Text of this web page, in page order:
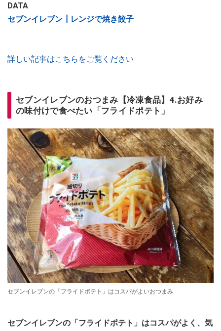
DATA
セブンイレブン┃レンジで焼き餃子
詳しい記事はこちらをご覧ください
セブンイレブンのおつまみ【冷凍食品】4.お好み
の味付けで食べたい「フライドポテト」
セブンイレブンの「フライドポテト」はコスパがよいおつまみ
セブンイレブンの「フライドポテト」はコスパがよく、気